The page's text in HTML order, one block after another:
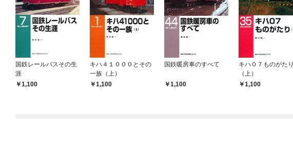
国鉄レールバスその生
涯
1,100
キハ４１０００とその
一族（上）
1,100
国鉄暖房車のすべて
1,100
キハ０７ものがたり
（上）
1,100